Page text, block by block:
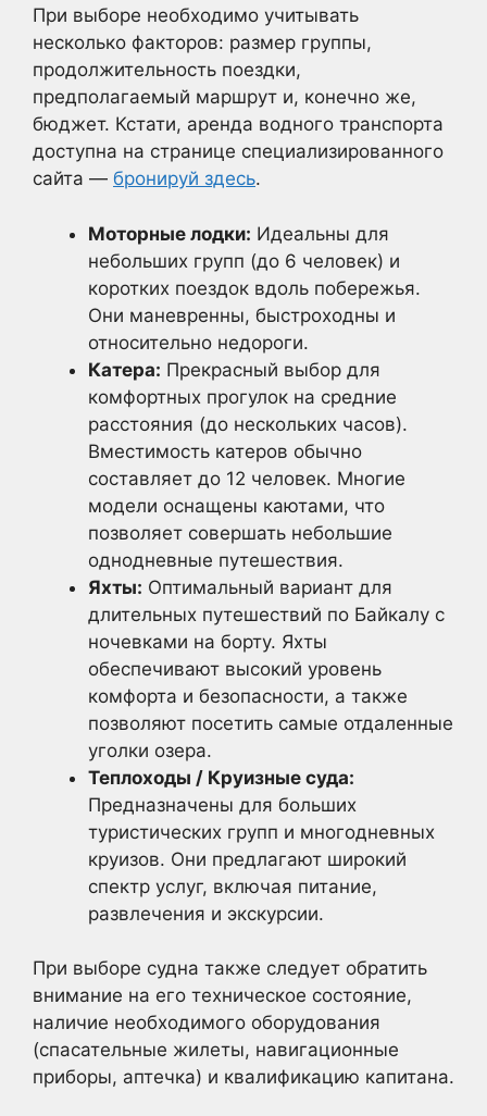
При выборе необходимо учитывать
несколько факторов: размер группы,
продолжительность поездки,
предполагаемый маршрут и, конечно же,
бюджет. Кстати, аренда водного транспорта
доступна на странице специализированного
сайта — бронируй здесь.
Моторные лодки: Идеальны для
небольших групп (до 6 человек) и
коротких поездок вдоль побережья.
Они маневренны, быстроходны и
относительно недороги.
Катера: Прекрасный выбор для
комфортных прогулок на средние
расстояния (до нескольких часов).
Вместимость катеров обычно
составляет до 12 человек. Многие
модели оснащены каютами, что
позволяет совершать небольшие
однодневные путешествия.
Яхты: Оптимальный вариант для
длительных путешествий по Байкалу с
ночевками на борту. Яхты
обеспечивают высокий уровень
комфорта и безопасности, а также
позволяют посетить самые отдаленные
уголки озера.
Теплоходы / Круизные суда:
Предназначены для больших
туристических групп и многодневных
круизов. Они предлагают широкий
спектр услуг, включая питание,
развлечения и экскурсии.
При выборе судна также следует обратить
внимание на его техническое состояние,
наличие необходимого оборудования
(спасательные жилеты, навигационные
приборы, аптечка) и квалификацию капитана.